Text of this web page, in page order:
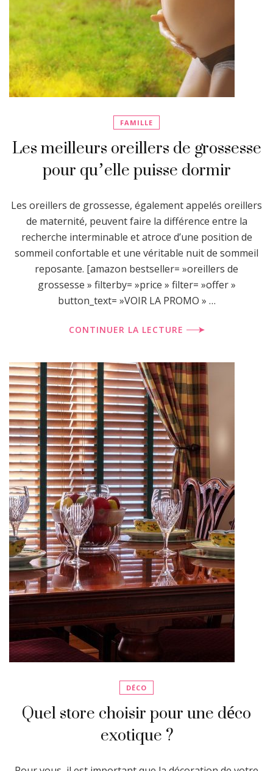
FAMILLE
Les meilleurs oreillers de grossesse
pour qu’elle puisse dormir
Les oreillers de grossesse, également appelés oreillers
de maternité, peuvent faire la différence entre la
recherche interminable et atroce d’une position de
sommeil confortable et une véritable nuit de sommeil
reposante. [amazon bestseller= »oreillers de
grossesse » filterby= »price » filter= »offer »
button_text= »VOIR LA PROMO » …
CONTINUER LA LECTURE
DÉCO
Quel store choisir pour une déco
exotique ?